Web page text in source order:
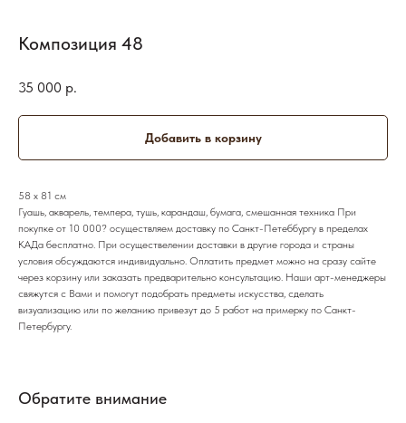
Композиция 48
35 000 р.
Добавить в корзину
58 х 81 см
Гуашь, акварель, темпера, тушь, карандаш, бумага, смешанная техника При
покупке от 10 000? осуществляем доставку по Санкт-Петеббургу в пределах
КАДа бесплатно. При осуществелении доставки в другие города и страны
условия обсуждаются индивидуально. Оплатить предмет можно на сразу сайте
через корзину или заказать предварительно консультацию. Наши арт-менеджеры
свяжутся с Вами и помогут подобрать предметы искусства, сделать
визуализацию или по желанию привезут до 5 работ на примерку по Санкт-
Петербургу.
Обратите внимание